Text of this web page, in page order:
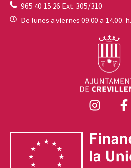
965 40 15 26 Ext. 305/310
De lunes a viernes 09.00 a 14.00. h.